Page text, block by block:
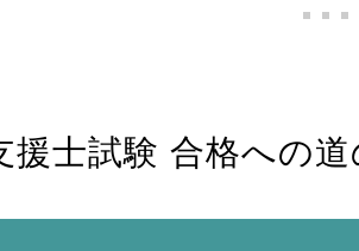
士試験 合格への道